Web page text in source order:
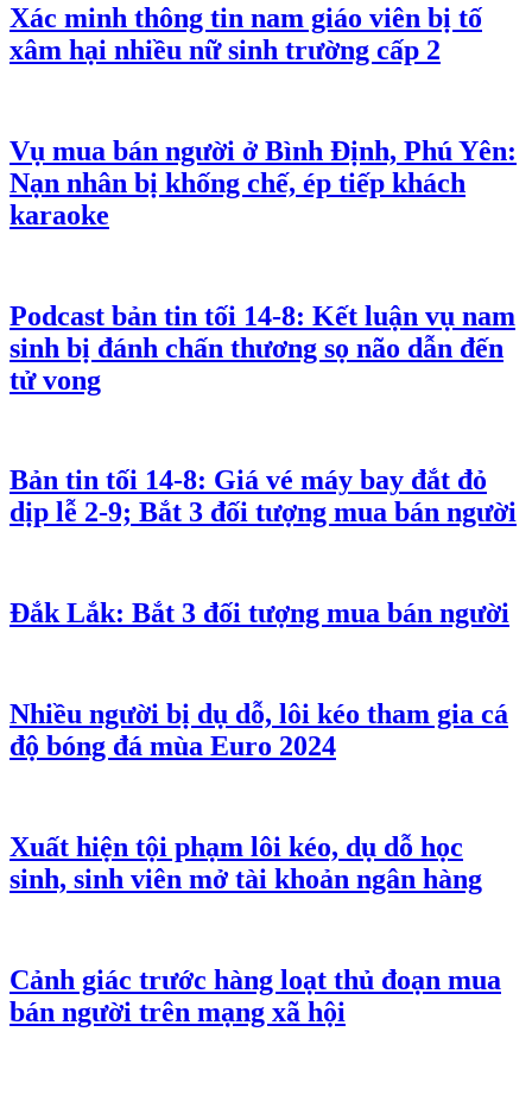
Xác minh thông tin nam giáo viên bị tố
xâm hại nhiều nữ sinh trường cấp 2
Vụ mua bán người ở Bình Định, Phú Yên:
Nạn nhân bị khống chế, ép tiếp khách
karaoke
Podcast bản tin tối 14-8: Kết luận vụ nam
sinh bị đánh chấn thương sọ não dẫn đến
tử vong
Bản tin tối 14-8: Giá vé máy bay đắt đỏ
dịp lễ 2-9; Bắt 3 đối tượng mua bán người
Đắk Lắk: Bắt 3 đối tượng mua bán người
Nhiều người bị dụ dỗ, lôi kéo tham gia cá
độ bóng đá mùa Euro 2024
Xuất hiện tội phạm lôi kéo, dụ dỗ học
sinh, sinh viên mở tài khoản ngân hàng
Cảnh giác trước hàng loạt thủ đoạn mua
bán người trên mạng xã hội